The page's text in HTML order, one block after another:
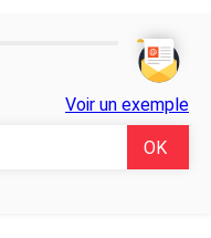
Voir un exemple